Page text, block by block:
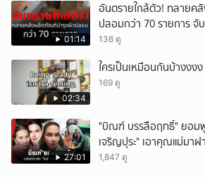
01:14
อันตรายใกล้ตัว! ทลาย
ปลอมกว่า 70 รายการ จั
กลางเพียบ
136 ดู
02:34
ใครเป็นเหมือนกันบ้างงงง
169 ดู
27:01
"บิณฑ์ บรรลือฤทธิ์" ยอม
เจริญปุระ" เอาคุณแม่มา
1,847 ดู